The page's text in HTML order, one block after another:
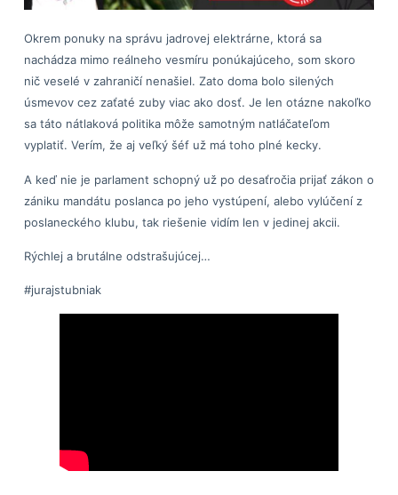
Okrem ponuky na správu jadrovej elektrárne, ktorá sa
nachádza mimo reálneho vesmíru ponúkajúceho, som skoro
nič veselé v zahraničí nenašiel. Zato doma bolo silených
úsmevov cez zaťaté zuby viac ako dosť. Je len otázne nakoľko
sa táto nátlaková politika môže samotným natláčateľom
vyplatiť. Verím, že aj veľký šéf už má toho plné kecky.
A keď nie je parlament schopný už po desaťročia prijať zákon o
zániku mandátu poslanca po jeho vystúpení, alebo vylúčení z
poslaneckého klubu, tak riešenie vidím len v jedinej akcii.
Rýchlej a brutálne odstrašujúcej…
#jurajstubniak